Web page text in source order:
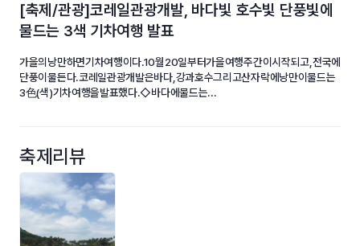
[축제/관광]코레일관광개발, 바다빛 호수빛 단풍빛에
물드는 3색 기차여행 발표
가을의낭만하면기차여행이다.10월20일부터가을여행주간이시작되고,전국에
단풍이물든다.코레일관광개발은바다,강과호수그리고산자락에낭만이물드는
3色(색)기차여행을발표했다.◇바다에물드는...
축제리뷰